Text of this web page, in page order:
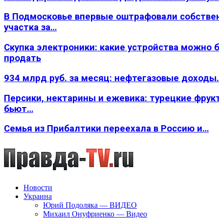
В Подмосковье впервые оштрафовали
участка за…
Скупка электроники: какие устройства можно
продать
934 млрд руб. за месяц: нефтегазовые
Персики, нектарины и ежевика: турецкие
бьют…
Семья из Прибалтики переехала в Россию и…
Новости
Украина
Юрий Подоляка — ВИДЕО
Михаил Онуфриенко — Видео